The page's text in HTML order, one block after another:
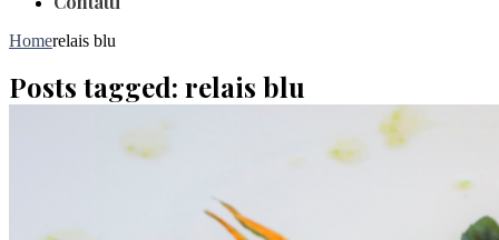
Homerelais blu
Posts tagged: relais blu